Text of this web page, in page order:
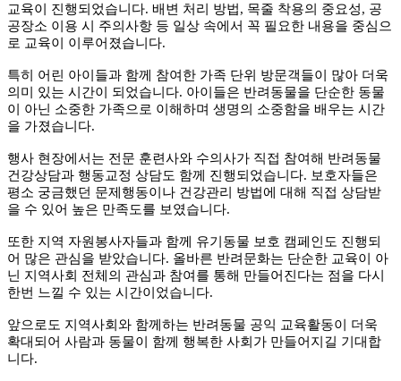
교육이 진행되었습니다. 배변 처리 방법, 목줄 착용의 중요성, 공
공장소 이용 시 주의사항 등 일상 속에서 꼭 필요한 내용을 중심으
로 교육이 이루어졌습니다.
특히 어린 아이들과 함께 참여한 가족 단위 방문객들이 많아 더욱
의미 있는 시간이 되었습니다. 아이들은 반려동물을 단순한 동물
이 아닌 소중한 가족으로 이해하며 생명의 소중함을 배우는 시간
을 가졌습니다.
행사 현장에서는 전문 훈련사와 수의사가 직접 참여해 반려동물
건강상담과 행동교정 상담도 함께 진행되었습니다. 보호자들은
평소 궁금했던 문제행동이나 건강관리 방법에 대해 직접 상담받
을 수 있어 높은 만족도를 보였습니다.
또한 지역 자원봉사자들과 함께 유기동물 보호 캠페인도 진행되
어 많은 관심을 받았습니다. 올바른 반려문화는 단순한 교육이 아
닌 지역사회 전체의 관심과 참여를 통해 만들어진다는 점을 다시
한번 느낄 수 있는 시간이었습니다.
앞으로도 지역사회와 함께하는 반려동물 공익 교육활동이 더욱
확대되어 사람과 동물이 함께 행복한 사회가 만들어지길 기대합
니다.